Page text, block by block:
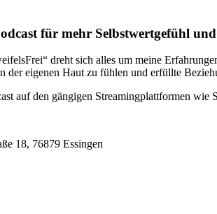
für mehr Selbstwertgefühl
dreht sich alles um meine
eigenen Haut zu fühlen und erfüllte
auf den gängigen Streamingplattformen wie
18, 76879 Essingen